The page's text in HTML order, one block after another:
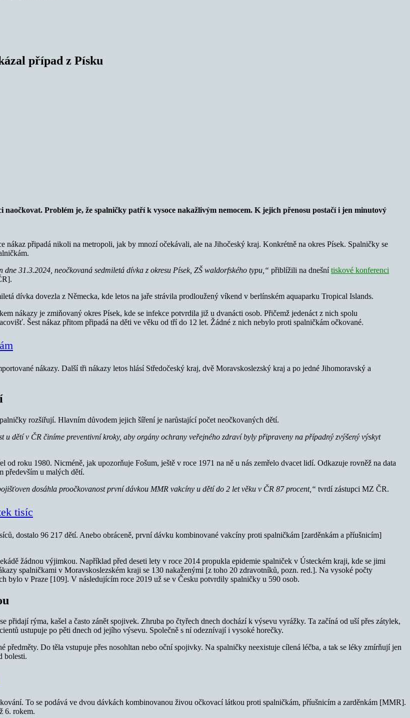
případ z Písku
Problém je, že spalničky patří k vysoce nakažlivým nemocem. K jejich přenosu postačí i jen minutový
připadá nikoli na metropoli, jak by mnozí očekávali, ale na Jihočeský kraj. Konkrétně na okres Písek. Spalničky se
31.3.2024, neočkovaná sedmiletá dívka z okresu Písek, ZŠ waldorfského typu,“ přiblížili na dnešnítiskové konferenci
dívka dovezla z Německa, kde letos na jaře strávila prodloužený víkend v berlínském aquaparku Tropical Islands.
nákazy je zmiňovaný okres Písek, kde se infekce potvrdila již u dvanácti osob. Přičemž jedenáct z nich spolu
Šest nákaz přitom připadá na děti ve věku od tří do 12 let. Žádné z nich nebylo proti spalničkám očkované.
nákazy. Další tři nákazy letos hlásí Středočeský kraj, dvě Moravskoslezský kraj a po jedné Jihomoravský a
rozšiřují. Hlavním důvodem jejich šíření je narůstající počet neočkovaných dětí.
u dětí v ČR činíme preventivní kroky, aby orgány ochrany veřejného zdraví byly připraveny na případný zvýšený výskyt
roku 1980. Nicméně, jak upozorňuje Fošum, ještě v roce 1971 na ně u nás zemřelo dvacet lidí. Odkazuje rovněž na data
především u malých dětí.
dosáhla proočkovanost první dávkou MMR vakcíny u dětí do 2 let věku v ČR 87 procent,“ tvrdí zástupci MZ ČR.
tisíc
dostalo 96 217 dětí. Anebo obráceně, první dávku kombinované vakcíny proti spalničkám [zarděnkám a příušnicím]
žádnou výjimkou. Například před deseti lety v roce 2014 propukla epidemie spalniček v Ústeckém kraji, kde se jimi
spalničkami v Moravskoslezském kraji se 130 nakaženými [z toho 20 zdravotníků, pozn. red.]. Na vysoké počty
bylo v Praze [109]. V následujícím roce 2019 už se v Česku potvrdily spalničky u 590 osob.
přidají rýma, kašel a často zánět spojivek. Zhruba po čtyřech dnech dochází k výsevu vyrážky. Ta začíná od uší přes zátylek,
ustupuje po pěti dnech od jejího výsevu. Společně s ní odeznívají i vysoké horečky.
předměty. Do těla vstupuje přes nosohltan nebo oční spojivky. Na spalničky neexistuje cílená léčba, a tak se léky zmírňují jen
bolesti.
To se podává ve dvou dávkách kombinovanou živou očkovací látkou proti spalničkám, příušnicím a zarděnkám [MMR].
6. rokem.